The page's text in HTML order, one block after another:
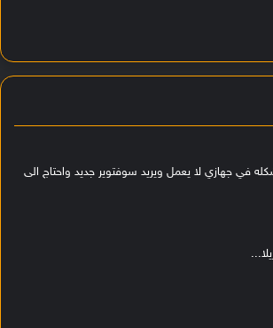
في جهازي لا يعمل ويريد سوفتوير جديد واحتاج الى